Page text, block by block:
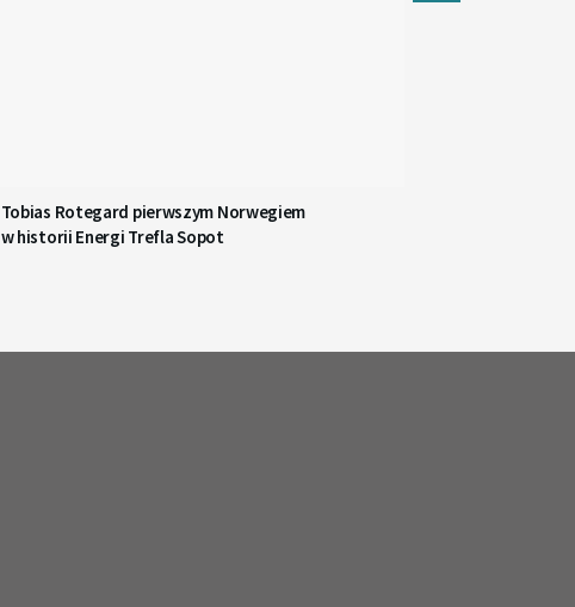
Tobias Rotegard pierwszym Norwegiem
w historii Energi Trefla Sopot